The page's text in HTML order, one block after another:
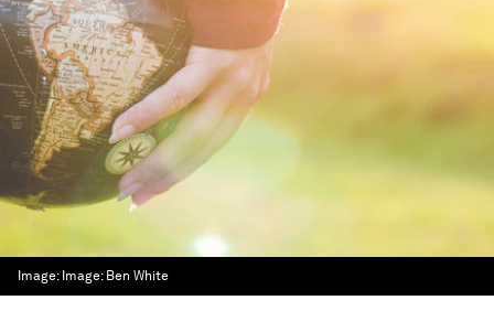
Image: Image: Ben White